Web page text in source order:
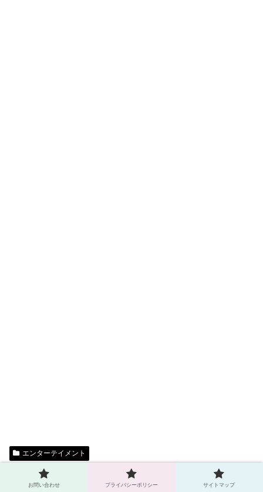
エンターテイメント
お問い合わせ プライバシーポリシー サイトマップ